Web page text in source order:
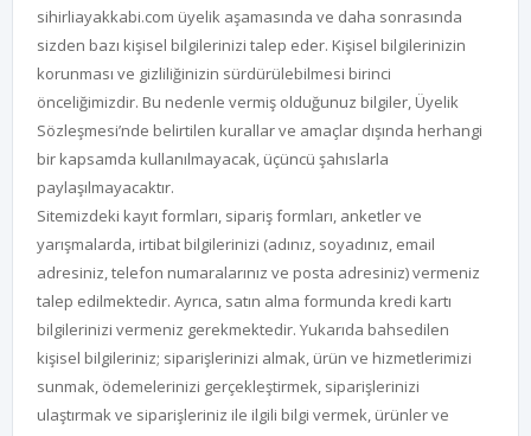
sihirliayakkabi.com üyelik aşamasında ve daha sonrasında
sizden bazı kişisel bilgilerinizi talep eder. Kişisel bilgilerinizin
korunması ve gizliliğinizin sürdürülebilmesi birinci
önceliğimizdir. Bu nedenle vermiş olduğunuz bilgiler, Üyelik
Sözleşmesi’nde belirtilen kurallar ve amaçlar dışında herhangi
bir kapsamda kullanılmayacak, üçüncü şahıslarla
paylaşılmayacaktır.
Sitemizdeki kayıt formları, sipariş formları, anketler ve
yarışmalarda, irtibat bilgilerinizi (adınız, soyadınız, email
adresiniz, telefon numaralarınız ve posta adresiniz) vermeniz
talep edilmektedir. Ayrıca, satın alma formunda kredi kartı
bilgilerinizi vermeniz gerekmektedir. Yukarıda bahsedilen
kişisel bilgileriniz; siparişlerinizi almak, ürün ve hizmetlerimizi
sunmak, ödemelerinizi gerçekleştirmek, siparişlerinizi
ulaştırmak ve siparişleriniz ile ilgili bilgi vermek, ürünler ve